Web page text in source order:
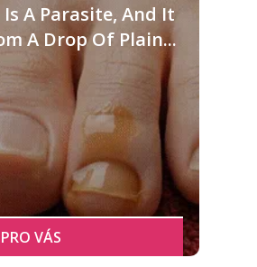
A Parasite, And It
A Drop Of Plain...